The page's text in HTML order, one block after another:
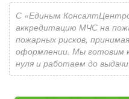
С «Единым
аккредитацию МЧС на
пожарных рисков,
оформлении. Мы готовим
нуля и работаем до